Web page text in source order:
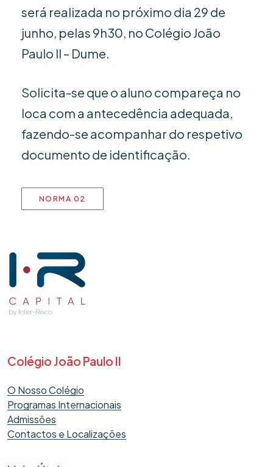
será realizada no próximo dia 29 de
junho, pelas 9h30, no Colégio João
Paulo II – Dume.
Solicita-se que o aluno compareça no
loca com a antecedência adequada,
fazendo-se acompanhar do respetivo
documento de identificação.
NORMA 02
Colégio João Paulo II
O Nosso Colégio
Programas Internacionais
Admissões
Contactos e Localizações